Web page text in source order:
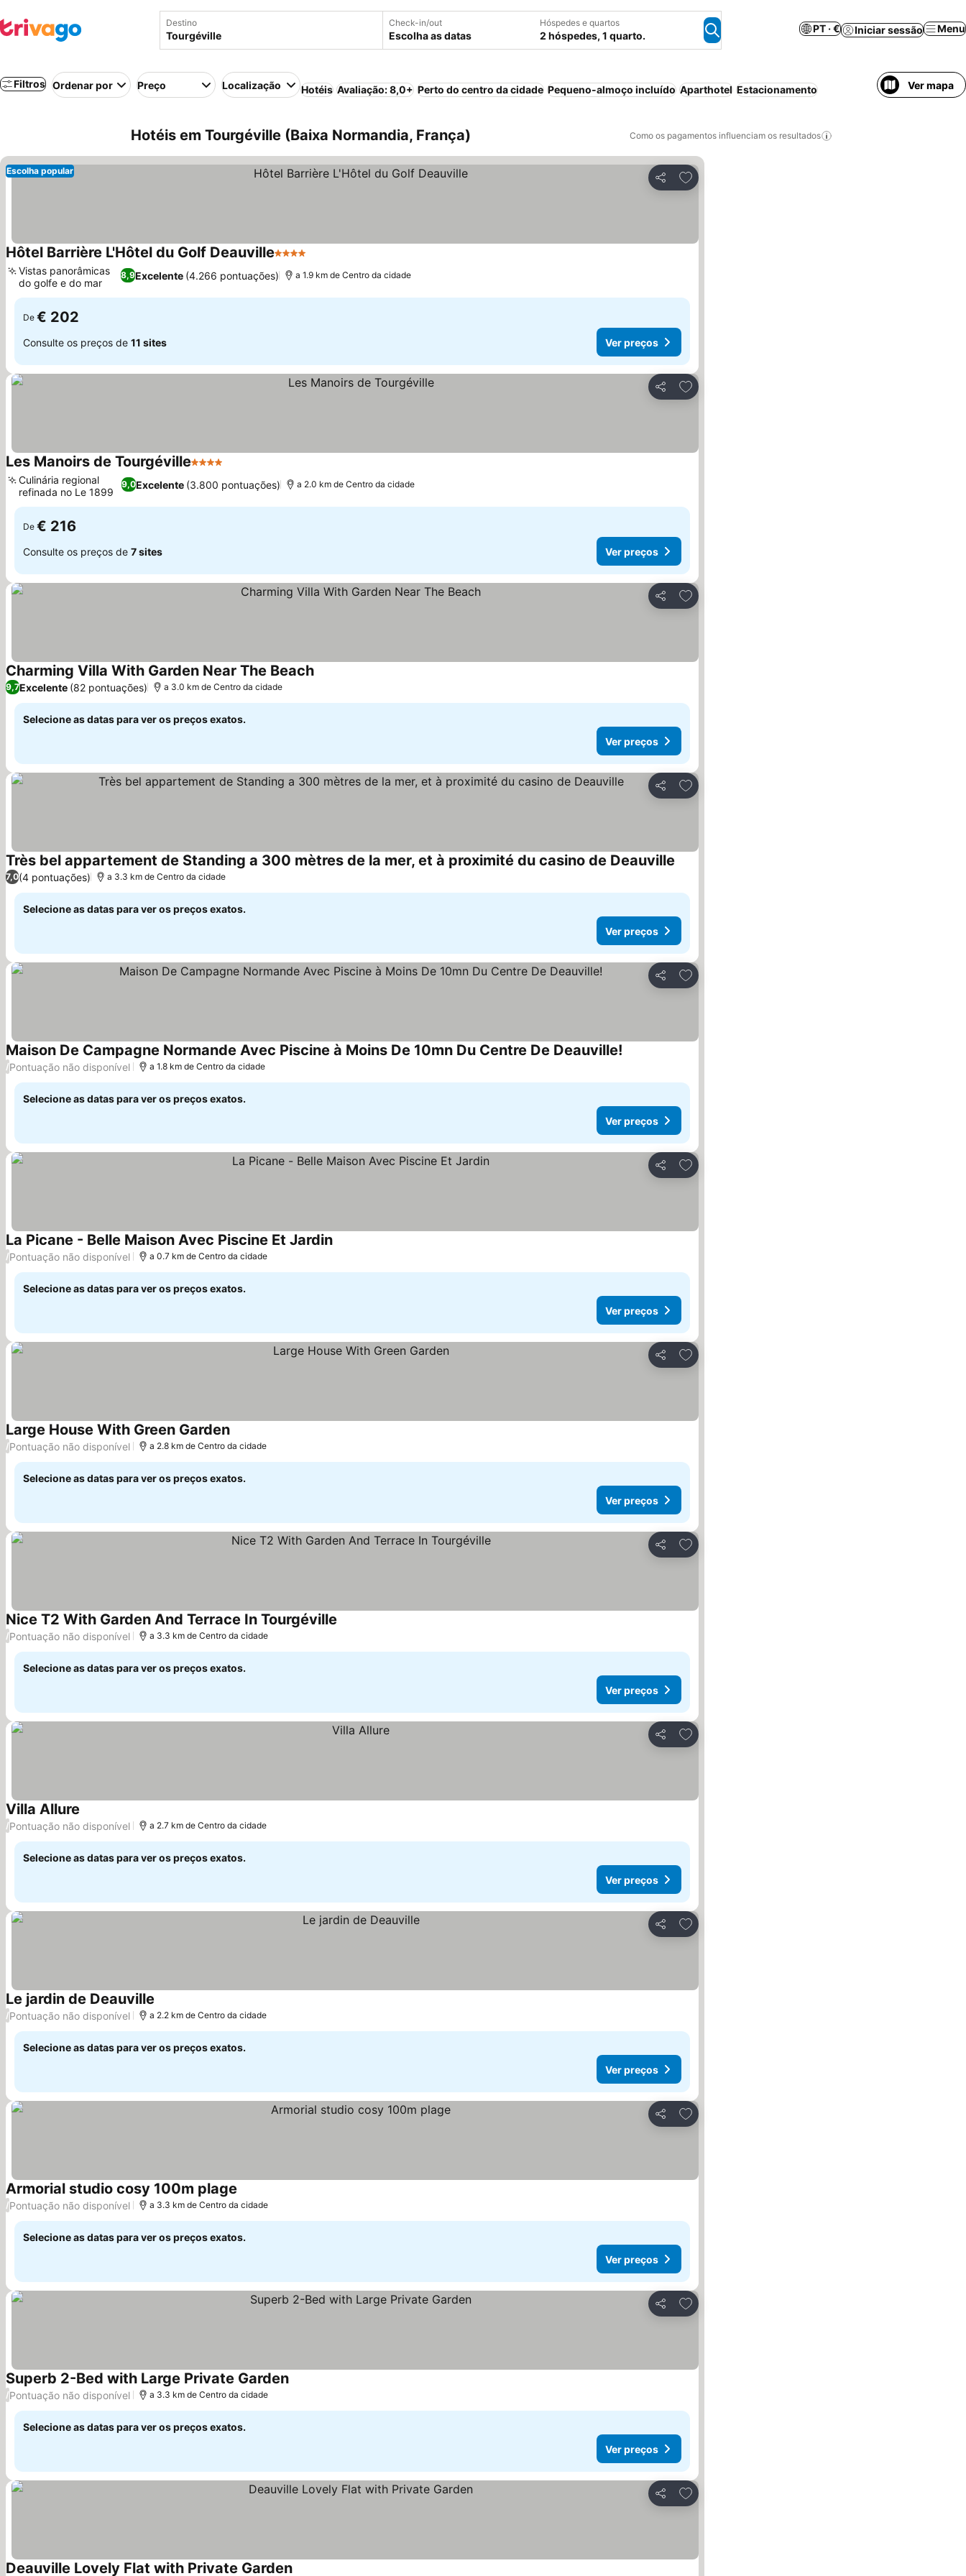
Destino Check-in/out
Escolha as datas
Hóspedes e quartos
2 hóspedes, 1 quarto.
PT · € Iniciar sessão Menu
Filtros Ordenar por Preço Localização Hotéis Avaliação: 8,0+ Perto do centro da cidade Pequeno-almoço incluído Aparthotel Estacionamento Ver mapa
Hotéis em Tourgéville (Baixa Normandia, França) Como os pagamentos influenciam os resultados
Partilhar
Adicionar aos favoritos
Escolha popular
Hôtel Barrière L'Hôtel du Golf Deauville4 Estrelas
8,9Excelente (4.266 pontuações)
Vistas panorâmicas
do golfe e do mar
a 1.9 km de Centro da cidade
De € 202
Consulte os preços de 11 sites Ver preços
Partilhar
Adicionar aos favoritos
Les Manoirs de Tourgéville4 Estrelas
9,0Excelente (3.800 pontuações)
Culinária regional
refinada no Le 1899
a 2.0 km de Centro da cidade
De € 216
Consulte os preços de 7 sites Ver preços
Partilhar
Adicionar aos favoritos
Charming Villa With Garden Near The BeachVer preços
9,7Excelente (82 pontuações) a 3.0 km de Centro da cidade
Selecione as datas para ver os preços exatos.
Ver preços
Partilhar
Adicionar aos favoritos
Très bel appartement de Standing a 300 mètres de la mer, et à proximité du casino de Deauville
7,0(4 pontuações) a 3.3 km de Centro da cidade
Selecione as datas para ver os preços exatos.
Ver preços
Partilhar
Adicionar aos favoritos
Maison De Campagne Normande Avec Piscine à Moins De 10mn Du Centre De Deauville!
/Pontuação não disponível a 1.8 km de Centro da cidade
Selecione as datas para ver os preços exatos.
Ver preços
Partilhar
Adicionar aos favoritos
La Picane - Belle Maison Avec Piscine Et JardinVer preços
/Pontuação não disponível a 0.7 km de Centro da cidade
Selecione as datas para ver os preços exatos.
Ver preços
Partilhar
Adicionar aos favoritos
Large House With Green GardenVer preços
/Pontuação não disponível a 2.8 km de Centro da cidade
Selecione as datas para ver os preços exatos.
Ver preços
Partilhar
Adicionar aos favoritos
Nice T2 With Garden And Terrace In Tourgéville
/Pontuação não disponível a 3.3 km de Centro da cidade
Selecione as datas para ver os preços exatos.
Ver preços
Partilhar
Adicionar aos favoritos
Villa Allure
/Pontuação não disponível a 2.7 km de Centro da cidade
Selecione as datas para ver os preços exatos.
Ver preços
Partilhar
Adicionar aos favoritos
Le jardin de Deauville
/Pontuação não disponível a 2.2 km de Centro da cidade
Selecione as datas para ver os preços exatos.
Ver preços
Partilhar
Adicionar aos favoritos
Armorial studio cosy 100m plage
/Pontuação não disponível a 3.3 km de Centro da cidade
Selecione as datas para ver os preços exatos.
Ver preços
Partilhar
Adicionar aos favoritos
Superb 2-Bed with Large Private GardenVer preços
/Pontuação não disponível a 3.3 km de Centro da cidade
Selecione as datas para ver os preços exatos.
Ver preços
Partilhar
Adicionar aos favoritos
Deauville Lovely Flat with Private Garden